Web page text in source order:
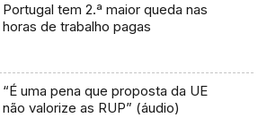
Portugal tem 2.ª maior queda nas
horas de trabalho pagas
“É uma pena que proposta da UE
não valorize as RUP” (áudio)